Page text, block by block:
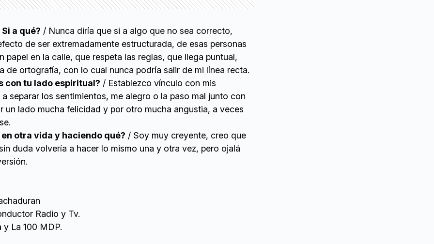
a qué? / Nunca diría que si a algo que no sea correcto,
de ser extremadamente estructurada, de esas personas
papel en la calle, que respeta las reglas, que llega puntual,
de ortografía, con lo cual nunca podría salir de mi línea recta.
con tu lado espiritual? / Establezco vínculo con mis
separar los sentimientos, me alegro o la paso mal junto con
un lado mucha felicidad y por otro mucha angustia, a veces
otra vida y haciendo qué? / Soy muy creyente, creo que
duda volvería a hacer lo mismo una y otra vez, pero ojalá
Radio y Tv.
La 100 MDP.